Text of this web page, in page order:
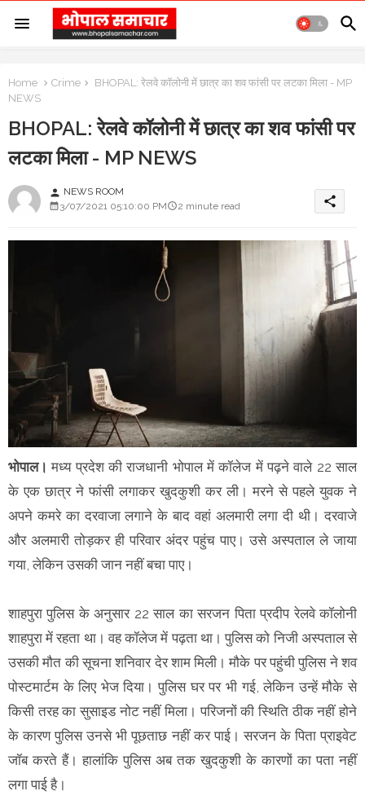
Home Crime
BHOPAL: रेलवे कॉलोनी में छात्र का शव फांसी पर लटका मिला - MP
NEWS
BHOPAL: रेलवे कॉलोनी में छात्र का शव फांसी पर
लटका मिला - MP NEWS
person NEWS ROOM
3/07/2021 05:10:00 PM
2 minute read share
भोपाल।मध्य प्रदेश की राजधानी भोपाल में कॉलेज में पढ़ने वाले 22 साल
के एक छात्र ने फांसी लगाकर खुदकुशी कर ली। मरने से पहले युवक ने
अपने कमरे का दरवाजा लगाने के बाद वहां अलमारी लगा दी थी। दरवाजे
और अलमारी तोड़कर ही परिवार अंदर पहुंच पाए। उसे अस्पताल ले जाया
गया, लेकिन उसकी जान नहीं बचा पाए।
शाहपुरा पुलिस के अनुसार 22 साल का सरजन पिता प्रदीप रेलवे कॉलोनी
शाहपुरा में रहता था। वह कॉलेज में पढ़ता था। पुलिस को निजी अस्पताल से
उसकी मौत की सूचना शनिवार देर शाम मिली। मौके पर पहुंची पुलिस ने शव
पोस्टमार्टम के लिए भेज दिया। पुलिस घर पर भी गई, लेकिन उन्हें मौके से
किसी तरह का सुसाइड नोट नहीं मिला। परिजनों की स्थिति ठीक नहीं होने
के कारण पुलिस उनसे भी पूछताछ नहीं कर पाई। सरजन के पिता प्राइवेट
जॉब करते हैं। हालांकि पुलिस अब तक खुदकुशी के कारणों का पता नहीं
लगा पाई है।